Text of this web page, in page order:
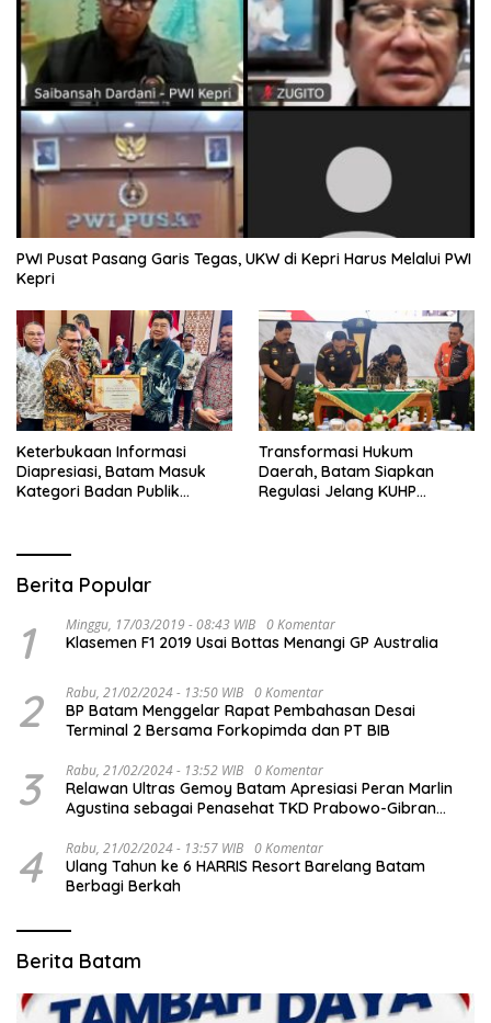
PWI Pusat Pasang Garis Tegas, UKW di Kepri Harus Melalui PWI
Kepri
Keterbukaan Informasi
Diapresiasi, Batam Masuk
Kategori Badan Publik
Transformasi Hukum
Daerah, Batam Siapkan
Regulasi Jelang KUHP
Berita Popular
1 Minggu, 17/03/2019 - 08:43 WIB 0 Komentar
Klasemen F1 2019 Usai Bottas Menangi GP Australia
2 Rabu, 21/02/2024 - 13:50 WIB 0 Komentar
BP Batam Menggelar Rapat Pembahasan Desai
Terminal 2 Bersama Forkopimda dan PT BIB
3 Rabu, 21/02/2024 - 13:52 WIB 0 Komentar
Relawan Ultras Gemoy Batam Apresiasi Peran Marlin
Agustina sebagai Penasehat TKD Prabowo-Gibran
4 Rabu, 21/02/2024 - 13:57 WIB 0 Komentar
Ulang Tahun ke 6 HARRIS Resort Barelang Batam
Berbagi Berkah
Berita Batam